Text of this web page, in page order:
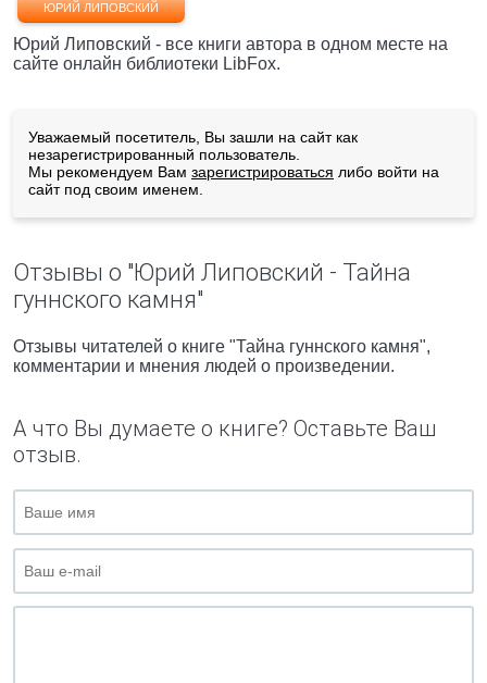
ЮРИЙ ЛИПОВСКИЙ
Юрий Липовский - все книги автора в одном месте на
сайте онлайн библиотеки LibFox.
Уважаемый посетитель, Вы зашли на сайт как
незарегистрированный пользователь.
Мы рекомендуем Вам зарегистрироваться либо войти на
сайт под своим именем.
Отзывы о "Юрий Липовский - Тайна
гуннского камня"
Отзывы читателей о книге "Тайна гуннского камня",
комментарии и мнения людей о произведении.
А что Вы думаете о книге? Оставьте Ваш
отзыв.